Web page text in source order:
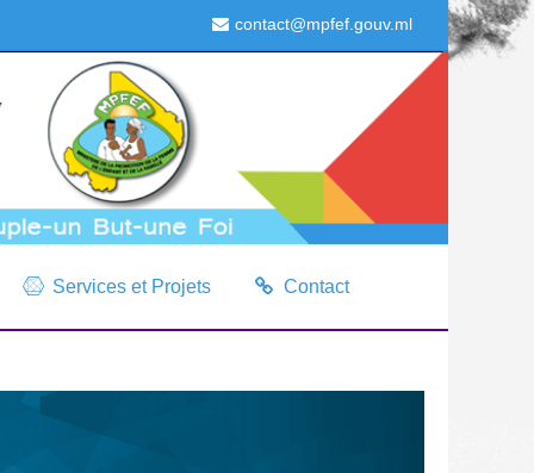
contact@mpfef.gouv.ml
Services et Projets Contact